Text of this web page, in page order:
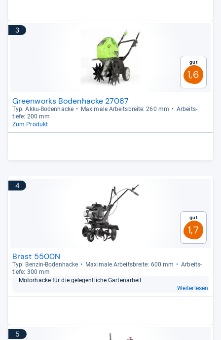
3
Gut
1,6
Greenworks Bodenhacke 27087
Typ: Akku-​Boden­ha­cke Maxi­male Arbeits­breite: 260 mm
Arbeit­s­
tiefe: 200 mm
Zum Produkt
4
Gut
1,7
Brast 5500N
Typ: Ben­zin-​Boden­ha­cke Maxi­male Arbeits­breite: 600 mm
Arbeit­s­
tiefe: 300 mm
Motor­ha­cke für die gele­gent­li­che Gar­ten­ar­beit
Weiterlesen
5